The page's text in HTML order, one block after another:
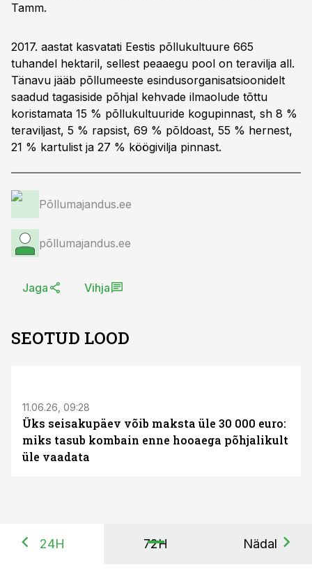
Tamm.
2017. aastat kasvatati Eestis põllukultuure 665
tuhandel hektaril, sellest peaaegu pool on teravilja all.
Tänavu jääb põllumeeste esindusorganisatsioonidelt
saadud tagasiside põhjal kehvade ilmaolude tõttu
koristamata 15 % põllukultuuride kogupinnast, sh 8 %
teraviljast, 5 % rapsist, 69 % põldoast, 55 % hernest,
21 % kartulist ja 27 % köögivilja pinnast.
Põllumajandus.ee
põllumajandus.ee
Jaga Vihja
SEOTUD LOOD
11.06.26, 09:28
Üks seisakupäev võib maksta üle 30 000 euro:
miks tasub kombain enne hooaega põhjalikult
üle vaadata
24H 72H Nädal